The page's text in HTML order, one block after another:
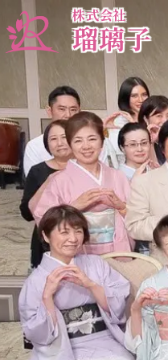
株式会社
瑠璃子